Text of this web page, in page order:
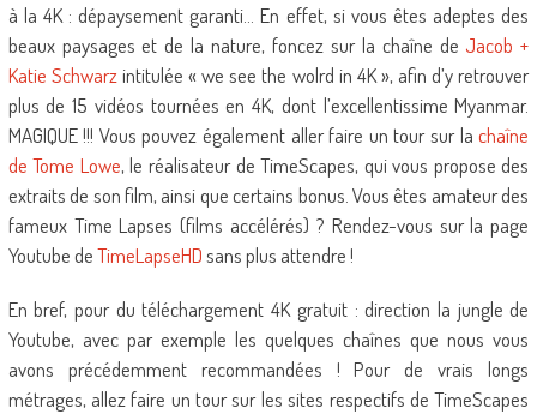
à la 4K : dépaysement garanti… En effet, si vous êtes adeptes des
beaux paysages et de la nature, foncez sur la chaîne de Jacob +
Katie Schwarzintitulée « we see the wolrd in 4K », afin d’y retrouver
plus de 15 vidéos tournées en 4K, dont l’excellentissime Myanmar.
MAGIQUE !!! Vous pouvez également aller faire un tour sur lachaîne
de Tome Lowe, le réalisateur de TimeScapes, qui vous propose des
extraits de son film, ainsi que certains bonus. Vous êtes amateur des
fameux Time Lapses (films accélérés) ? Rendez-vous sur la page
Youtube deTimeLapseHDsans plus attendre !
En bref, pour du téléchargement 4K gratuit : direction la jungle de
Youtube, avec par exemple les quelques chaînes que nous vous
avons précédemment recommandées ! Pour de vrais longs
métrages, allez faire un tour sur les sites respectifs de TimeScapes